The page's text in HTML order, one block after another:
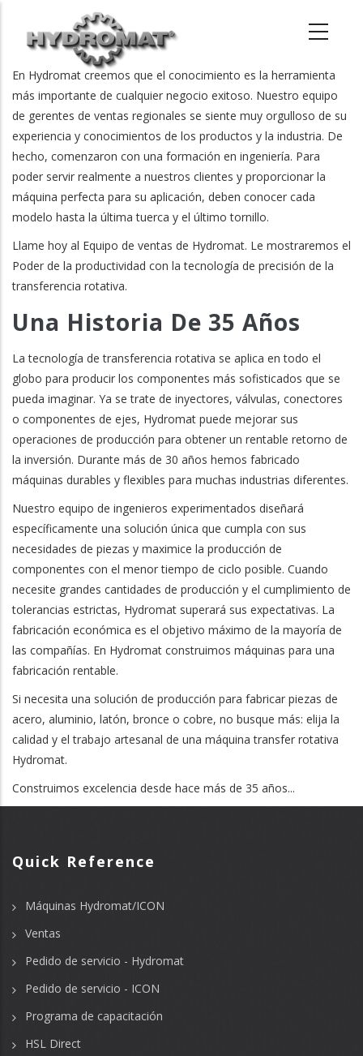
contenido
principal
En Hydromat creemos que el conocimiento es la herramienta
más importante de cualquier negocio exitoso. Nuestro equipo
de gerentes de ventas regionales se siente muy orgulloso de su
experiencia y conocimientos de los productos y la industria. De
hecho, comenzaron con una formación en ingeniería. Para
poder servir realmente a nuestros clientes y proporcionar la
máquina perfecta para su aplicación, deben conocer cada
modelo hasta la última tuerca y el último tornillo.
Llame hoy al Equipo de ventas de Hydromat. Le mostraremos el
Poder de la productividad con la tecnología de precisión de la
transferencia rotativa.
Una Historia De 35 Años
La tecnología de transferencia rotativa se aplica en todo el
globo para producir los componentes más sofisticados que se
pueda imaginar. Ya se trate de inyectores, válvulas, conectores
o componentes de ejes, Hydromat puede mejorar sus
operaciones de producción para obtener un rentable retorno de
la inversión. Durante más de 30 años hemos fabricado
máquinas durables y flexibles para muchas industrias diferentes.
Nuestro equipo de ingenieros experimentados diseñará
específicamente una solución única que cumpla con sus
necesidades de piezas y maximice la producción de
componentes con el menor tiempo de ciclo posible. Cuando
necesite grandes cantidades de producción y el cumplimiento de
tolerancias estrictas, Hydromat superará sus expectativas. La
fabricación económica es el objetivo máximo de la mayoría de
las compañías. En Hydromat construimos máquinas para una
fabricación rentable.
Si necesita una solución de producción para fabricar piezas de
acero, aluminio, latón, bronce o cobre, no busque más: elija la
calidad y el trabajo artesanal de una máquina transfer rotativa
Hydromat.
Construimos excelencia desde hace más de 35 años...
Quick Reference
Máquinas Hydromat/ICON
Ventas
Pedido de servicio - Hydromat
Pedido de servicio - ICON
Programa de capacitación
HSL Direct